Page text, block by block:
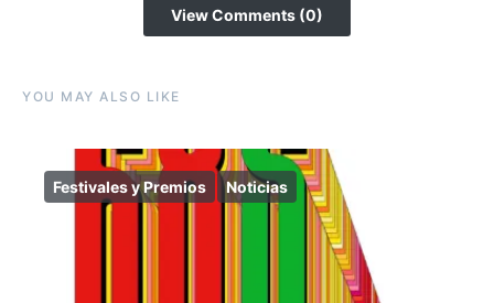
View Comments (0)
YOU MAY ALSO LIKE
Festivales y Premios Noticias